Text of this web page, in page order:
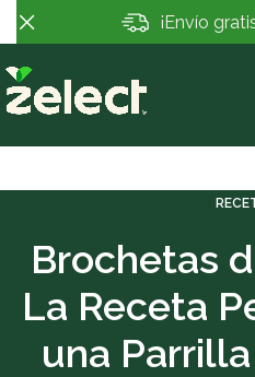
Brochetas
La Receta
una
¡Envío